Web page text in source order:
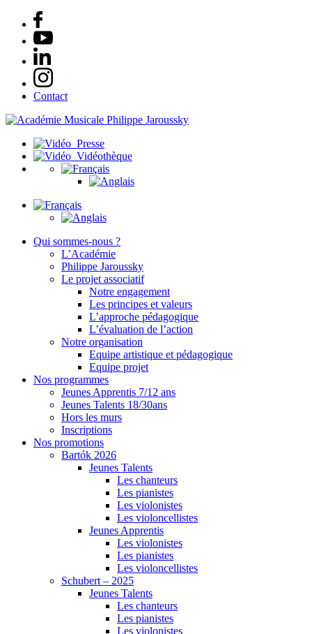
Contact
Presse
Vidéothèque
Qui sommes-nous ?
L’Académie
Philippe Jaroussky
Le projet associatif
Notre engagement
Les principes et valeurs
L’approche pédagogique
L’évaluation de l’action
Notre organisation
Equipe artistique et pédagogique
Equipe projet
Nos programmes
Jeunes Apprentis 7/12 ans
Jeunes Talents 18/30ans
Hors les murs
Inscriptions
Nos promotions
Bartók 2026
Jeunes Talents
Les chanteurs
Les pianistes
Les violonistes
Les violoncellistes
Jeunes Apprentis
Les violonistes
Les pianistes
Les violoncellistes
Schubert – 2025
Jeunes Talents
Les chanteurs
Les pianistes
Les violonistes